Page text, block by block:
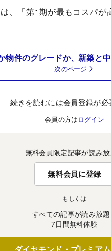
、「第1期が最もコスパが
物件のグレードか、新築と
次のページ
続きを読むには会員登録が必
会員の方は ログイン
無料会員限定記事が読み放
無料会員に登録
もしくは
すべての記事が読み放題
7日間無料体験
ダイヤモンド・プレミア